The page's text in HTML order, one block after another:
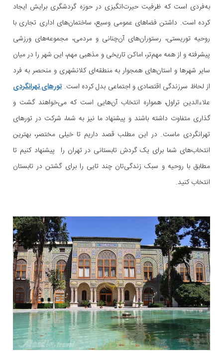
به‌فردی است که ظرفیت حیرت‌انگیزی در حوزه گردشگری برایش ایجاد
کرده است. داشتن فضاهای عمومی وسیع، ساختمان‌های اداری تجاری با
روحیه توریستی، رستوران‌های آن‌چنانی و مردمی، مجموعه‌های ورزشی
پیشرفته و از همه مهم‌تر، اماکن تاریخی و مذهبی مهم، این شهر را در میان
سایر شهرها و استان‌های همجوار به منطقه‌ای کلانشهری و منحصر به فرد
از لحاظ سرزندگی اقتصادی و اجتماعی بدل کرده است.تورهای تهرانگردی
علاءالدین تراول، همواره انتخاب آن‌هایی است که می‌خواهند گشت و
گذاری متفاوت داشته باشند و پیشنهاد ما نیز به شما، شرکت در تورهای
تهرانگردی ماست. در این مطلب قصد داریم تا خیلی مختصر، بهترین
انتخاب‌های شما برای یک گردش تابستانی در تهران را پیشنهاد کنیم تا
مطابق با روحیه و سبک زندگی‌تان چند تایی را برای گشتن در تابستان
انتخاب کنید.